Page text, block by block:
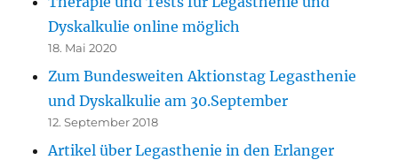
Dyskalkulie online möglich
18. Mai 2020
Zum Bundesweiten Aktionstag Legasthenie
und Dyskalkulie am 30.September
12. September 2018
Artikel über Legasthenie in den Erlanger